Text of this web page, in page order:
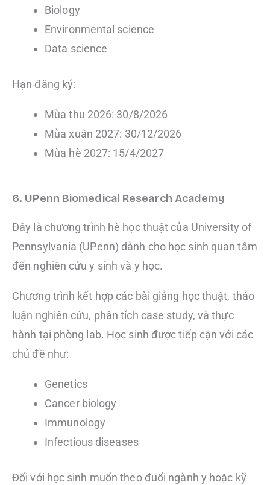
Biology
Environmental science
Data science
Hạn đăng ký:
Mùa thu 2026: 30/8/2026
Mùa xuân 2027: 30/12/2026
Mùa hè 2027: 15/4/2027
6. UPenn Biomedical Research Academy
Đây là chương trình hè học thuật của University of
Pennsylvania (UPenn) dành cho học sinh quan tâm
đến nghiên cứu y sinh và y học.
Chương trình kết hợp các bài giảng học thuật, thảo
luận nghiên cứu, phân tích case study, và thực
hành tại phòng lab. Học sinh được tiếp cận với các
chủ đề như:
Genetics
Cancer biology
Immunology
Infectious diseases
Đối với học sinh muốn theo đuổi ngành y hoặc kỹ